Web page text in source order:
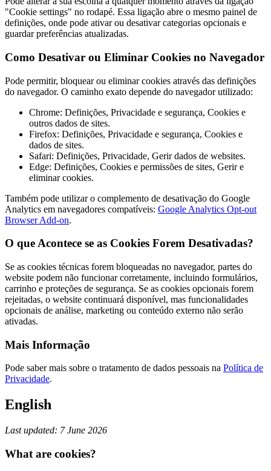
"Cookie settings" no rodapé. Essa ligação abre o mesmo painel de
definições, onde pode ativar ou desativar categorias opcionais e
guardar preferências atualizadas.
Como Desativar ou Eliminar Cookies no Navegador
Pode permitir, bloquear ou eliminar cookies através das definições
do navegador. O caminho exato depende do navegador utilizado:
Chrome: Definições, Privacidade e segurança, Cookies e
outros dados de sites.
Firefox: Definições, Privacidade e segurança, Cookies e
dados de sites.
Safari: Definições, Privacidade, Gerir dados de websites.
Edge: Definições, Cookies e permissões de sites, Gerir e
eliminar cookies.
Também pode utilizar o complemento de desativação do Google
Analytics em navegadores compatíveis: Google Analytics Opt-out
Browser Add-on.
O que Acontece se as Cookies Forem Desativadas?
Se as cookies técnicas forem bloqueadas no navegador, partes do
website podem não funcionar corretamente, incluindo formulários,
carrinho e proteções de segurança. Se as cookies opcionais forem
rejeitadas, o website continuará disponível, mas funcionalidades
opcionais de análise, marketing ou conteúdo externo não serão
ativadas.
Mais Informação
Pode saber mais sobre o tratamento de dados pessoais na Política de
Privacidade.
English
Last updated: 7 June 2026
What are cookies?